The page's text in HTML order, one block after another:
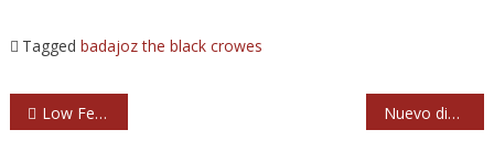
Tagged badajoz the black crowes
Navegación
Low Festival 2024: nuevas confirmaciones Nuevo disco de Sôber: ‘Retorcidos’